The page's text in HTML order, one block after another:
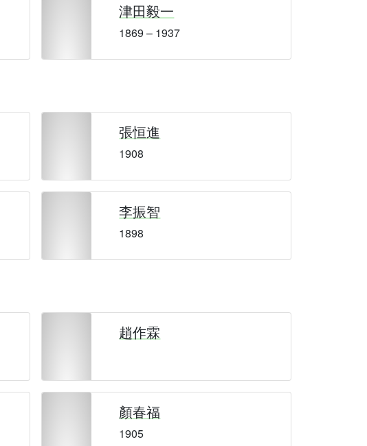
津田毅一
1869 – 1937
張恒進
1908
李振智
1898
趙作霖
顏春福
1905